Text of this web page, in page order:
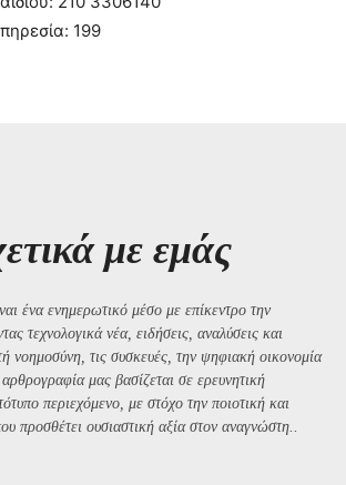
199
με εμάς
ένα ενημερωτικό μέσο με επίκεντρο την
τεχνολογικά νέα, ειδήσεις, αναλύσεις και
νοημοσύνη, τις συσκευές, την ψηφιακή οικονομία
μας βασίζεται σε ερευνητική
περιεχόμενο, με στόχο την ποιοτική και
προσθέτει ουσιαστική αξία στον αναγνώστη..